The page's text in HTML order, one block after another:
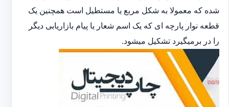
شده که معمولا به شکل مربع یا مستطیل است همچنین یک
قطعه نوار پارچه ای که یک اسم شعار یا پیام بازاریابی دیگر
را در برمیگیرد تشکیل میشود.